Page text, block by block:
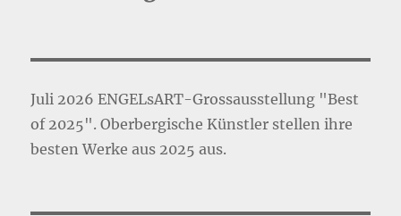
Juli 2026 ENGELsART-Grossausstellung "Best
of 2025". Oberbergische Künstler stellen ihre
besten Werke aus 2025 aus.